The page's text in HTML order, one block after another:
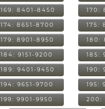
169: 8401-8450 170:
174: 8651-8700 175:
179: 8901-8950 180:
184: 9151-9200 185:
189: 9401-9450 190:
194: 9651-9700 195:
199: 9901-9950 200: